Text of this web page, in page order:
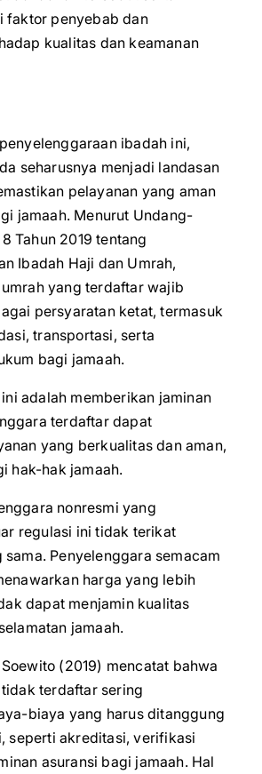
faktor penyebab dan
kualitas dan keamanan
ibadah ini,
seharusnya menjadi landasan
pelayanan yang aman
jamaah. Menurut Undang-
Tahun 2019 tentang
Ibadah Haji dan Umrah,
yang terdaftar wajib
persyaratan ketat, termasuk
transportasi, serta
bagi jamaah.
adalah memberikan jaminan
terdaftar dapat
yang berkualitas dan aman,
hak-hak jamaah.
nonresmi yang
regulasi ini tidak terikat
Penyelenggara semacam
harga yang lebih
dapat menjamin kualitas
jamaah.
(2019) mencatat bahwa
terdaftar sering
biaya yang harus ditanggung
seperti akreditasi, verifikasi
asuransi bagi jamaah. Hal